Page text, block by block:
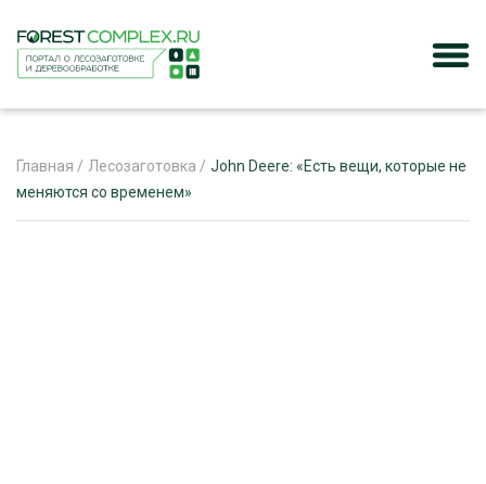
Главная / Лесозаготовка / John Deere: «Есть вещи, которые не
меняются со временем»